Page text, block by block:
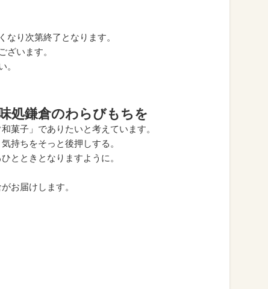
り次第終了となります。
ざいます。
。
処鎌倉のわらびもちを
菓子」でありたいと考えています。
持ちをそっと後押しする。
とときとなりますように。
お届けします。